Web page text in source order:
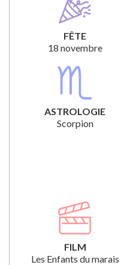
FÊTE
18 novembre
ASTROLOGIE
Scorpion
FILM
Les Enfants du marais